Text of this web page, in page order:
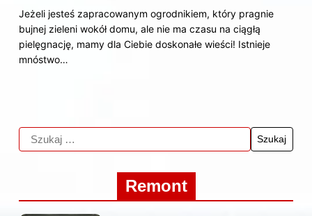
Jeżeli jesteś zapracowanym ogrodnikiem, który pragnie
bujnej zieleni wokół domu, ale nie ma czasu na ciągłą
pielęgnację, mamy dla Ciebie doskonałe wieści! Istnieje
mnóstwo…
Remont